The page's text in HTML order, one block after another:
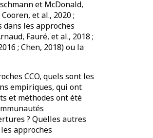
et McDonald,
et al., 2020 ;
les approches
Fauré, et al., 2018 ;
; Chen, 2018) ou la
CCO, quels sont les
empiriques, qui ont
et méthodes ont été
? Quelles autres
approches